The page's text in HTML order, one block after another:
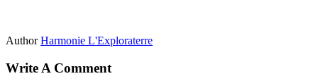
Author Harmonie L'Exploraterre
Write A Comment